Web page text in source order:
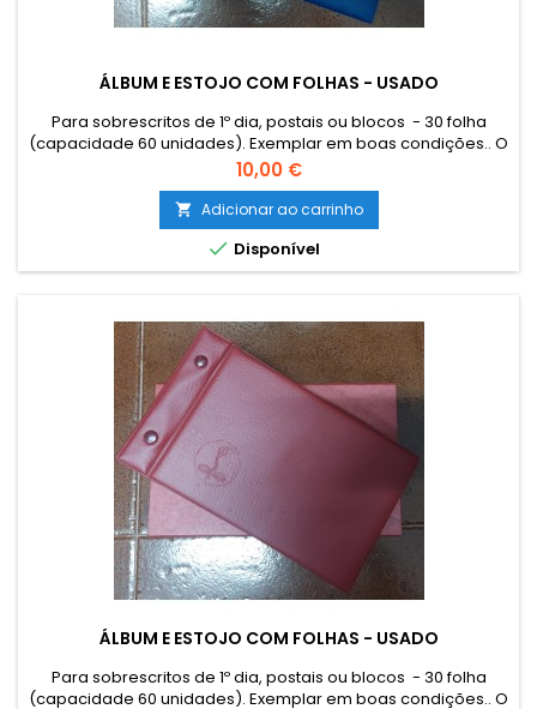
ÁLBUM E ESTOJO COM FOLHAS - USADO
Para sobrescritos de 1º dia, postais ou blocos - 30 folha
(capacidade 60 unidades). Exemplar em boas condições.. O
envio de Catálogos, Literatura e outro Material Filatélico para
as Ilhas (Açores e Madeira) e estrangeiro terá que ser
encomendado por email para combinar o custo de envio.
The sending of catalogues, literature and other philatelic...
Preço
10,00 €
 Adicionar ao carrinho
 Disponível
ÁLBUM E ESTOJO COM FOLHAS - USADO
Para sobrescritos de 1º dia, postais ou blocos - 30 folha
(capacidade 60 unidades). Exemplar em boas condições.. O